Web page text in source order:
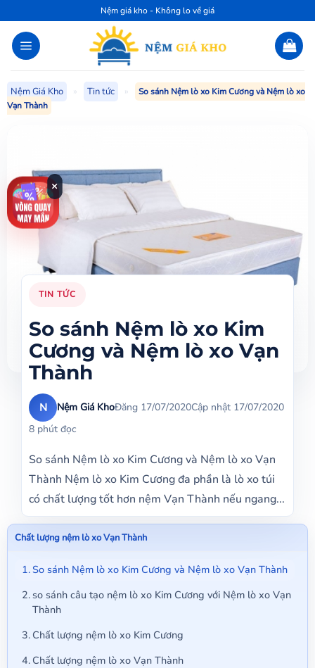
qua
nội
dung
Nệm giá kho - Không lo về giá
Nệm Giá Kho » Tin tức »
So sánh Nệm lò xo Kim Cương và Nệm lò xo
Vạn Thành
TIN TỨC
So sánh Nệm lò xo Kim
Cương và Nệm lò xo Vạn
Thành
N Nệm Giá KhoĐăng 17/07/2020Cập nhật 17/07/2020
8 phút đọc
So sánh Nệm lò xo Kim Cương và Nệm lò xo Vạn
Thành Nệm lò xo Kim Cương đa phần là lò xo túi
có chất lượng tốt hơn nệm Vạn Thành nếu ngang...
Chất lượng nệm lò xo Vạn Thành
So sánh Nệm lò xo Kim Cương và Nệm lò xo Vạn Thành
so sánh câu tạo nệm lò xo Kim Cương với Nệm lò xo Vạn
Thành
Chất lượng nệm lò xo Kim Cương
Chất lượng nệm lò xo Vạn Thành
×